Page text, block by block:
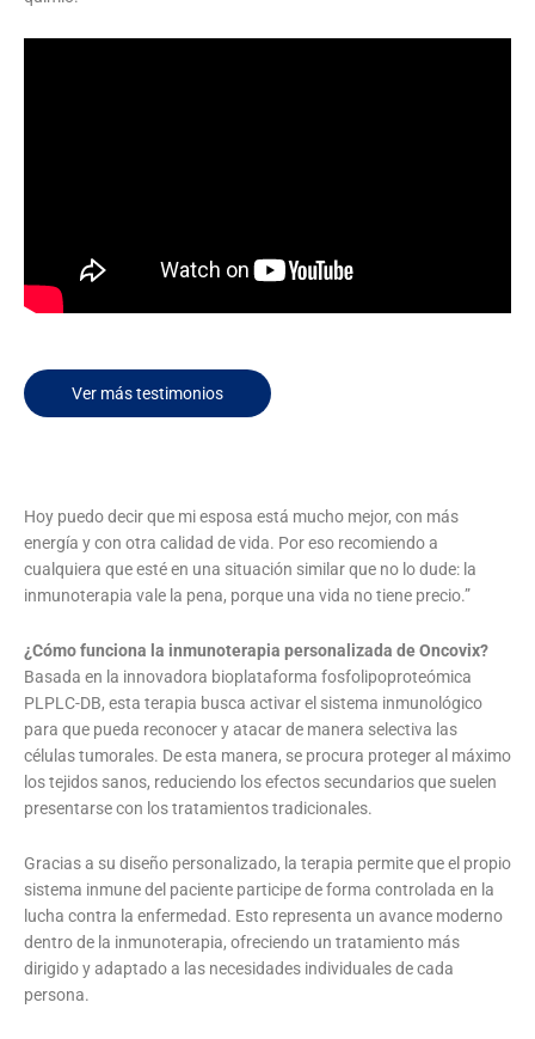
Ver más testimonios
Hoy puedo decir que mi esposa está mucho mejor, con más
energía y con otra calidad de vida. Por eso recomiendo a
cualquiera que esté en una situación similar que no lo dude: la
inmunoterapia vale la pena, porque una vida no tiene precio.”
¿Cómo funciona la inmunoterapia personalizada de Oncovix?
Basada en la innovadora bioplataforma fosfolipoproteómica
PLPLC-DB, esta terapia busca activar el sistema inmunológico
para que pueda reconocer y atacar de manera selectiva las
células tumorales. De esta manera, se procura proteger al máximo
los tejidos sanos, reduciendo los efectos secundarios que suelen
presentarse con los tratamientos tradicionales.
Gracias a su diseño personalizado, la terapia permite que el propio
sistema inmune del paciente participe de forma controlada en la
lucha contra la enfermedad. Esto representa un avance moderno
dentro de la inmunoterapia, ofreciendo un tratamiento más
dirigido y adaptado a las necesidades individuales de cada
persona.